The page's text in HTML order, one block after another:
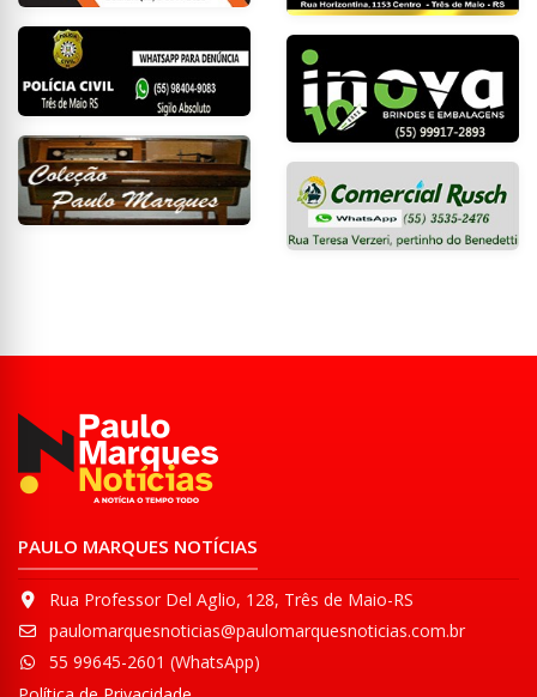
PAULO MARQUES NOTÍCIAS
Rua Professor Del Aglio, 128, Três de Maio-RS
paulomarquesnoticias@paulomarquesnoticias.com.br
55 99645-2601 (WhatsApp)